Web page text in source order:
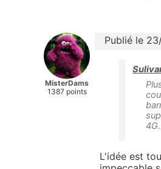
MisterDams
1387 points
Publié le
L'idée est